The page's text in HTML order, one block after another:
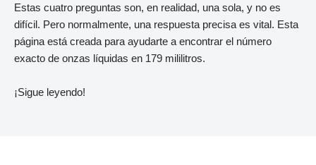
Estas cuatro preguntas son, en realidad, una sola, y no es
difícil. Pero normalmente, una respuesta precisa es vital. Esta
página está creada para ayudarte a encontrar el número
exacto de onzas líquidas en 179 mililitros.
¡Sigue leyendo!